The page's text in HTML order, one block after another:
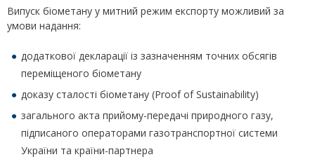
Випуск біометану у митний режим експорту можливий за
умови надання:
додаткової декларації із зазначенням точних обсягів
переміщеного біометану
доказу сталості біометану (Proof of Sustainability)
загального акта прийому-передачі природного газу,
підписаного операторами газотранспортної системи
України та країни-партнера